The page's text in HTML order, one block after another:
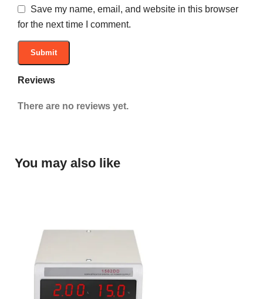
Reviews
There are no reviews yet.
Save my name, email, and website in this browser
for the next time I comment.
You may also like